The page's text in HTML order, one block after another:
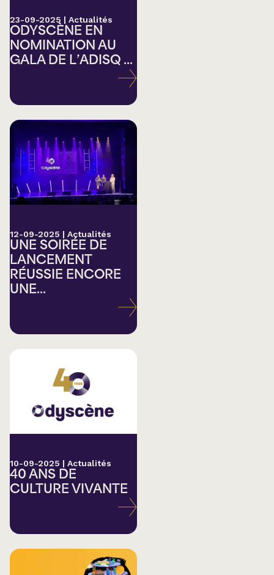
23-09-2025 | Actualités
ODYSCÈNE EN
NOMINATION AU
GALA DE L’ADISQ ...
12-09-2025 | Actualités
UNE SOIRÉE DE
LANCEMENT
RÉUSSIE ENCORE
UNE...
10-09-2025 | Actualités
40 ANS DE
CULTURE VIVANTE